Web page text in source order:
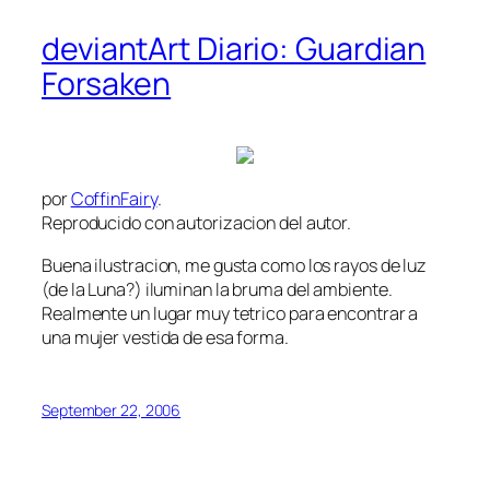
deviantArt Diario: Guardian
Forsaken
porCoffinFairy.
Reproducido con autorizacion del autor.
Buena ilustracion, me gusta como los rayos de luz
(de la Luna?) iluminan la bruma del ambiente.
Realmente un lugar muy tetrico para encontrar a
una mujer vestida de esa forma.
September 22, 2006